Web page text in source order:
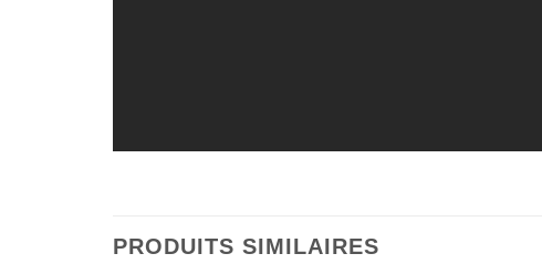
PRODUITS SIMILAIRES